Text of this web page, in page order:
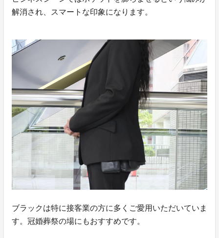
解消され、スマートな印象になります。
ブラックは特に接客業の方に多くご愛用いただいていま
す。冠婚葬祭の場にもおすすめです。